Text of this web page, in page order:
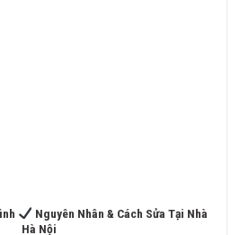
Nguyên Nhân & Cách Sửa Tại Nhà
Hà Nội